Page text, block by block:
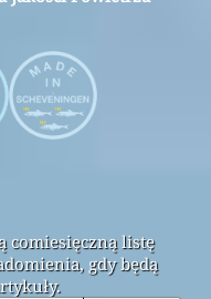
comiesięczną listę
gdy będą